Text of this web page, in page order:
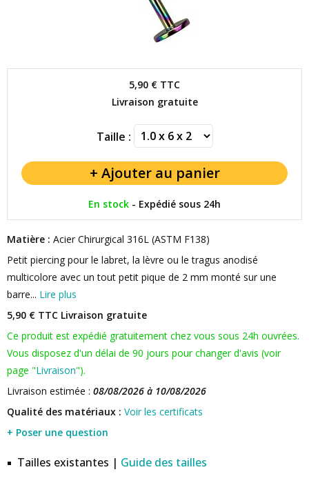
5,90 € TTC
Livraison gratuite
Taille :
En stock - Expédié sous 24h
Matière : Acier Chirurgical 316L (ASTM F138)
Petit piercing pour le labret, la lèvre ou le tragus anodisé
multicolore avec un tout petit pique de 2 mm monté sur une
barre... Lire plus
5,90 € TTC Livraison gratuite
Ce produit est expédié gratuitement chez vous sous 24h ouvrées.
Vous disposez d'un délai de 90 jours pour changer d'avis (voir
page "Livraison").
Livraison estimée : 08/08/2026 à 10/08/2026
Qualité des matériaux : Voir les certificats
+ Poser une question
Tailles existantes | Guide des tailles